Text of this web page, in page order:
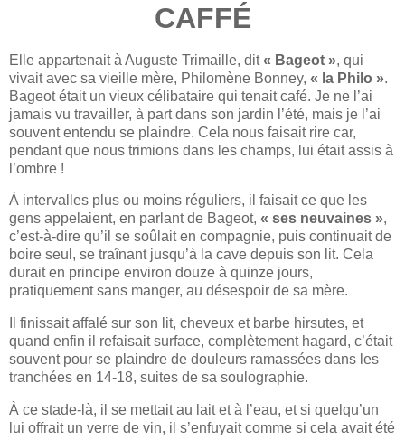
CAFFÉ
Elle appartenait à Auguste Trimaille, dit« Bageot », qui
vivait avec sa vieille mère, Philomène Bonney, « la Philo ».
Bageot était un vieux célibataire qui tenait café. Je ne l’ai
jamais vu travailler, à part dans son jardin l’été, mais je l’ai
souvent entendu se plaindre. Cela nous faisait rire car,
pendant que nous trimions dans les champs, lui était assis à
l’ombre !
À intervalles plus ou moins réguliers, il faisait ce que les
gens appelaient, en parlant de Bageot, « ses neuvaines »,
c’est-à-dire qu’il se soûlait en compagnie, puis continuait de
boire seul, se traînant jusqu’à la cave depuis son lit. Cela
durait en principe environ douze à quinze jours,
pratiquement sans manger, au désespoir de sa mère.
Il finissait affalé sur son lit, cheveux et barbe hirsutes, et
quand enfin il refaisait surface, complètement hagard, c’était
souvent pour se plaindre de douleurs ramassées dans les
tranchées en 14-18, suites de sa soulographie.
À ce stade-là, il se mettait au lait et à l’eau, et si quelqu’un
lui offrait un verre de vin, il s’enfuyait comme si cela avait été